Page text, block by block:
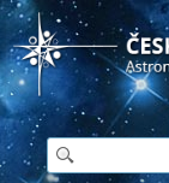
Česká astronomická